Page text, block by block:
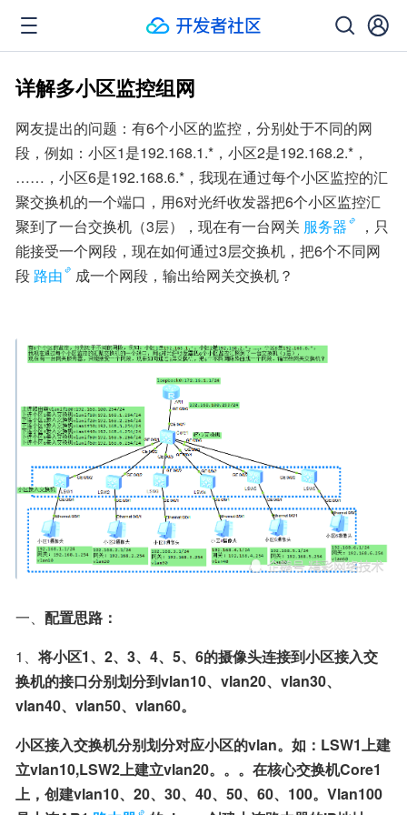
详解多小区监控组网
网友提出的问题：有6个小区的监控，分别处于不同的网
段，例如：小区1是192.168.1.*，小区2是192.168.2.*，
……，小区6是192.168.6.*，我现在通过每个小区监控的汇
聚交换机的一个端口，用6对光纤收发器把6个小区监控汇
聚到了一台交换机（3层），现在有一台网关 服务器
，只
能接受一个网段，现在如何通过3层交换机，把6个不同网
段 路由 成一个网段，输出给网关交换机？
一、 配置思路：
1、将小区1、2、3、4、5、6的摄像头连接到小区接入交
换机的接口分别划分到vlan10、vlan20、vlan30、
vlan40、vlan50、vlan60。
小区接入交换机分别划分对应小区的vlan。如：LSW1上建
立vlan10,LSW2上建立vlan20。。。在核心交换机Core1
上，创建vlan10、20、30、40、50、60、100。Vlan100